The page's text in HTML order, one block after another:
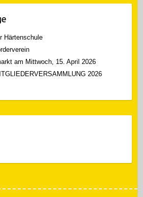
Härtenschule
am Mittwoch, 15. April 2026
2026